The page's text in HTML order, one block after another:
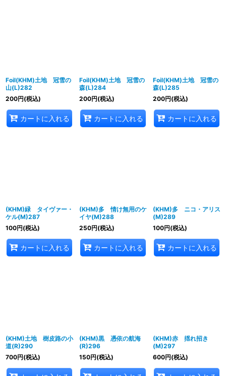
Foil(KHM)土地 冠雪の
山(L)282
200円(税込)
カートに入れる
Foil(KHM)土地 冠雪の
森(L)284
200円(税込)
カートに入れる
Foil(KHM)土地 冠雪の
森(L)285
200円(税込)
カートに入れる
(KHM)緑 タイヴァー・
ケル(M)287
100円(税込)
カートに入れる
(KHM)多 情け無用のケ
イヤ(M)288
250円(税込)
カートに入れる
(KHM)多 ニコ・アリス
(M)289
100円(税込)
カートに入れる
(KHM)土地 樹皮路の小
道(R)290
700円(税込)
(KHM)黒 憑依の航海
(R)296
150円(税込)
(KHM)赤 揺れ招き
(M)297
600円(税込)